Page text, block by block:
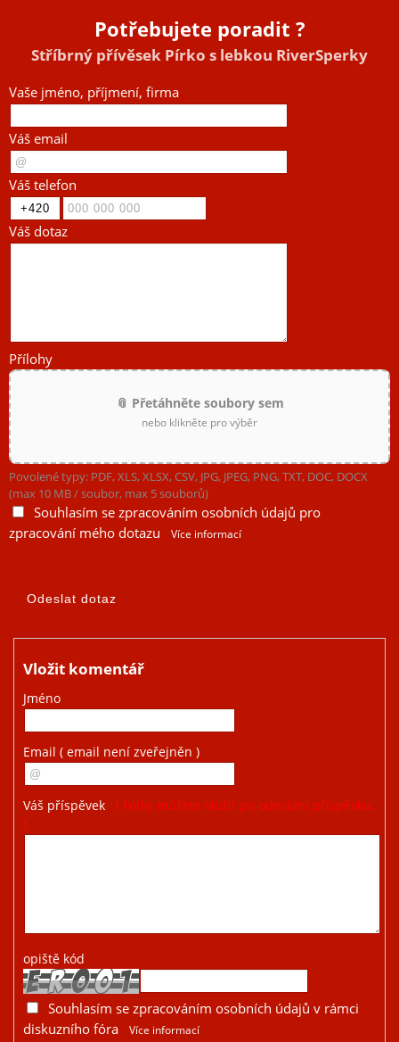
Potřebujete poradit ?
Stříbrný přívěsek Pírko s lebkou RiverSperky
Vaše jméno, příjmení, firma
Váš email
Váš telefon
Váš dotaz
Přílohy
📎 Přetáhněte soubory sem
nebo klikněte pro výběr
Povolené typy: PDF, XLS, XLSX, CSV, JPG, JPEG, PNG, TXT, DOC, DOCX
(max 10 MB / soubor, max 5 souborů)
Souhlasím se zpracováním osobních údajů pro
zpracování mého dotazu
Více informací
Vložit komentář
Jméno
Email ( email není zveřejněn )
Váš příspěvek
( Fotky můžete vložit po odeslání příspěvku.
)
opiště kód
Souhlasím se zpracováním osobních údajů v rámci
diskuzního fóra
Více informací